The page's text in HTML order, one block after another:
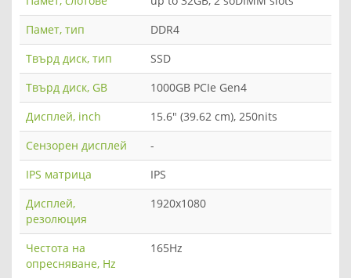
Памет, тип
DDR4
Твърд диск, тип
SSD
Твърд диск, GB
1000GB PCIe Gen4
Дисплей, inch
15.6" (39.62 cm), 250nits
Сензорен дисплей
-
IPS матрица
IPS
Дисплей,
резолюция
1920x1080
Честота на
опресняване, Hz
165Hz